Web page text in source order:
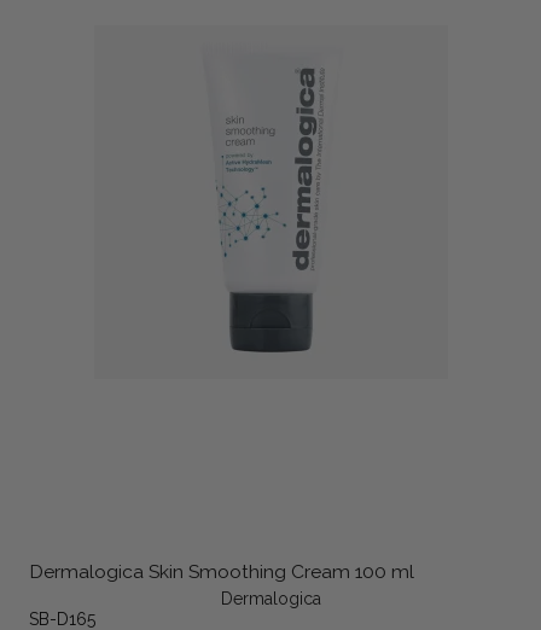
Dermalogica Skin Smoothing Cream 100 ml
Dermalogica
SB-D165